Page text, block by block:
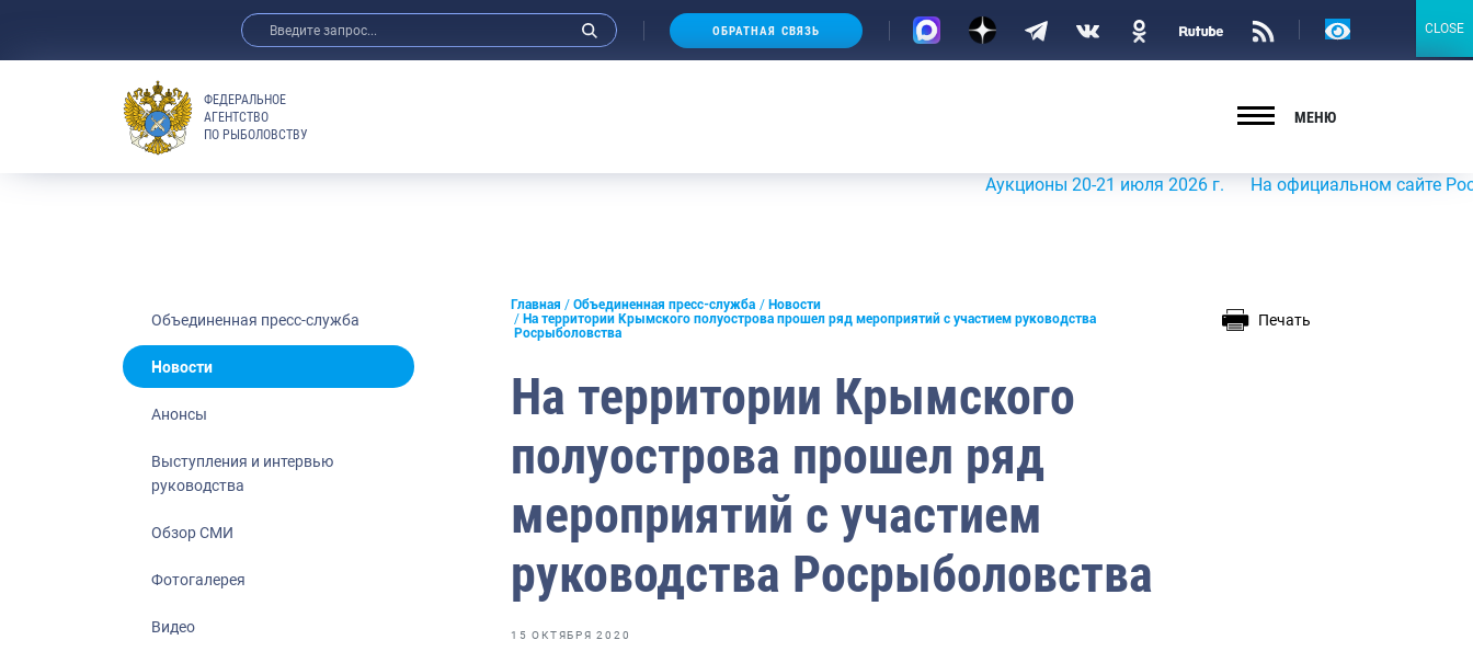
Анонсы
Отраслевые СМИ
Выставки и конференции
Большая африканская экспедиция
Укрепление духовно-нравственных
ОБРАТНАЯ СВЯЗЬ
Версия
ФЕДЕРАЛЬНОЕ
АГЕНТСТВО
ПО РЫБОЛОВСТВУ
МЕНЮ
Аукционы 20-21 июля 2026 г. На официальном сайте
Объединенная пресс-служба
Новости
Анонсы
Выступления и интервью
руководства
Обзор СМИ
Фотогалерея
Видео
Главная Объединенная пресс-служба
Новости
На территории Крымского полуострова прошел ряд мероприятий с участием руководства
Росрыболовства
Печать
На территории Крымского
полуострова прошел ряд
мероприятий с участием
руководства Росрыболовства
15 ОКТЯБРЯ 2020
CLOSE
CLOSE